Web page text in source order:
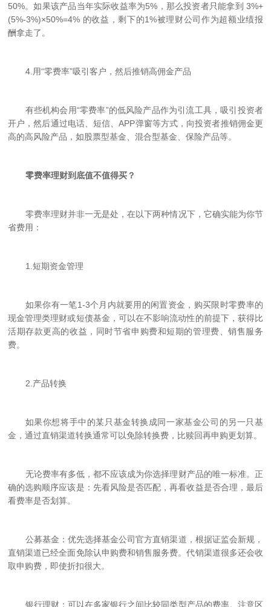
50%。如果该产品当年实际收益率为5%，那么投资者只能拿到 3%+
(5%-3%)×50%=4% 的收益，剩下的1%被理财公司作为超额业绩报
酬拿走了。
4. 用“零费率”吸引客户，然后推销高佣金产品
有些机构会用“零费率”的低风险产品作为引流工具，吸引投资者
开户，然后通过电话、短信、APP弹窗等方式，向投资者推销佣金更
高的高风险产品，如股票型基金、混合型基金、保险产品等。
零费率理财到底值不值得买？
零费率理财并非一无是处，在以下两种情况下，它确实能为你节
省费用：
1. 短期资金管理
如果你有一笔1-3个月内就要用的闲置资金，购买限时零费率的
现金管理类理财或短债基金，可以在不影响流动性的前提下，获得比
活期存款更高的收益，同时节省申购费和短期的管理费、销售服务
费。
2. 产品转换
如果你想将手中的某只基金转换成同一家基金公司的另一只基
金，通过直销渠道转换通常可以免除转换费，比赎回再申购更划算。
无论费率有多低，都不应该成为你选择理财产品的唯一标准。正
确的选购顺序应该是：先看风险是否匹配，再看收益是否合理，最后
看费率是否划算。
公募基金：优先选择基金公司官方直销渠道，根据证监会新规，
直销渠道已经全面免除认申购费和销售服务费。代销渠道很多还会收
取申购费，即使折扣很大。
银行理财：可以在多家银行之间比较同类型产品的费率。注意区